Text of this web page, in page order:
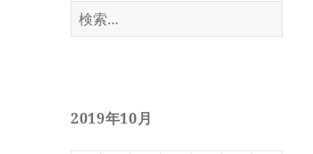
検
索:
2019年10月